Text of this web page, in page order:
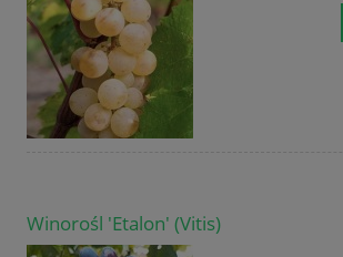
Winorośl 'Etalon' (Vitis)